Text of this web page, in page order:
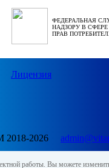
ФЕДЕРАЛЬНАЯ
НАДЗОРУ В
ПРАВ
Лицензия
2018-2026
работы. Вы можете